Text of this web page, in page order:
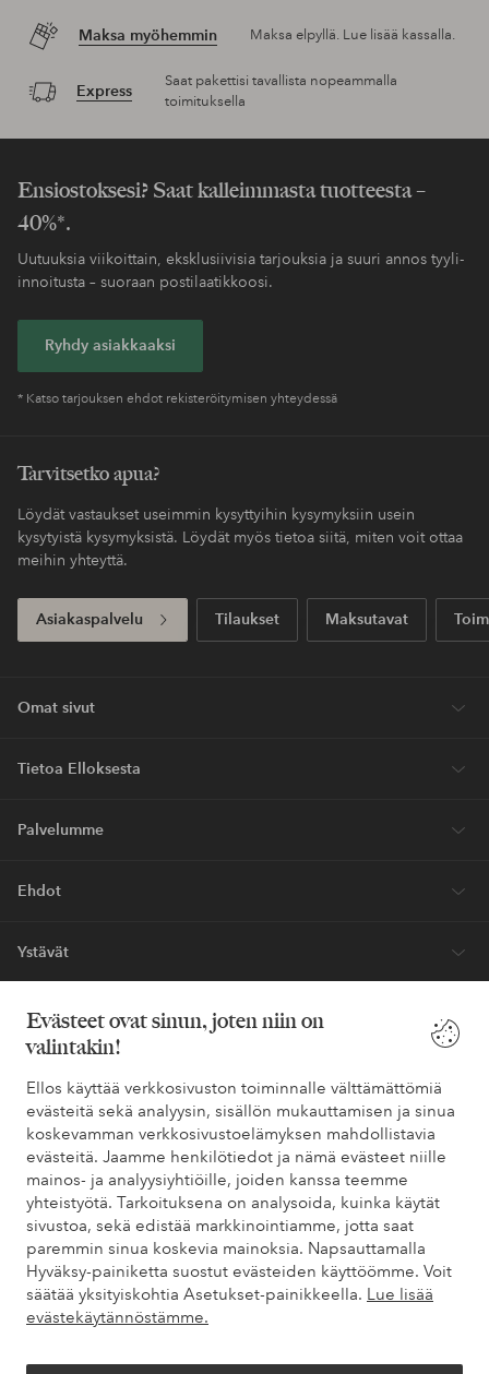
Evästeet ovat sinun, joten niin on
valintakin!
Ellos käyttää verkkosivuston toiminnalle välttämättömiä
evästeitä sekä analyysin, sisällön mukauttamisen ja sinua
koskevamman verkkosivustoelämyksen mahdollistavia
evästeitä. Jaamme henkilötiedot ja nämä evästeet niille
mainos- ja analyysiyhtiöille, joiden kanssa teemme
yhteistyötä. Tarkoituksena on analysoida, kuinka käytät
sivustoa, sekä edistää markkinointiamme, jotta saat
paremmin sinua koskevia mainoksia. Napsauttamalla
Hyväksy-painiketta suostut evästeiden käyttöömme. Voit
säätää yksityiskohtia Asetukset-painikkeella. Lue lisää
evästekäytännöstämme.
Maksa myöhemmin Maksa elpyllä. Lue lisää kassalla.
Express
Saat pakettisi tavallista nopeammalla
toimituksella
Ensiostoksesi? Saat kalleimmasta tuotteesta –
40%*.
Uutuuksia viikoittain, eksklusiivisia tarjouksia ja suuri annos tyyli-
innoitusta – suoraan postilaatikkoosi.
Ryhdy asiakkaaksi
* Katso tarjouksen ehdot rekisteröitymisen yhteydessä
Tarvitsetko apua?
Löydät vastaukset useimmin kysyttyihin kysymyksiin usein
kysytyistä kysymyksistä. Löydät myös tietoa siitä, miten voit ottaa
meihin yhteyttä.
Asiakaspalvelu Tilaukset Maksutavat
Omat sivut
Tietoa Elloksesta
Palvelumme
Ehdot
Ystävät
Turvalliset maksut – maksa nyt tai erissä
Haluatko tietää
lisää maksuvaihtoehdoistamme
elpy elpy
Suomi - Valitse maa
Facebook Instagram Pinterest Youtube